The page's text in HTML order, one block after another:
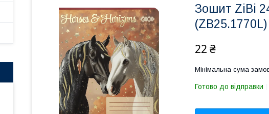
Зошит ZiBi
(ZB25.1770L)
22 ₴
Мінімальна сума
Готово до відправки